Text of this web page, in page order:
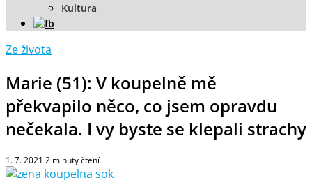
Kultura
Ze života
Marie (51): V koupelně mě
překvapilo něco, co jsem opravdu
nečekala. I vy byste se klepali strachy
1. 7. 2021 2 minuty čtení